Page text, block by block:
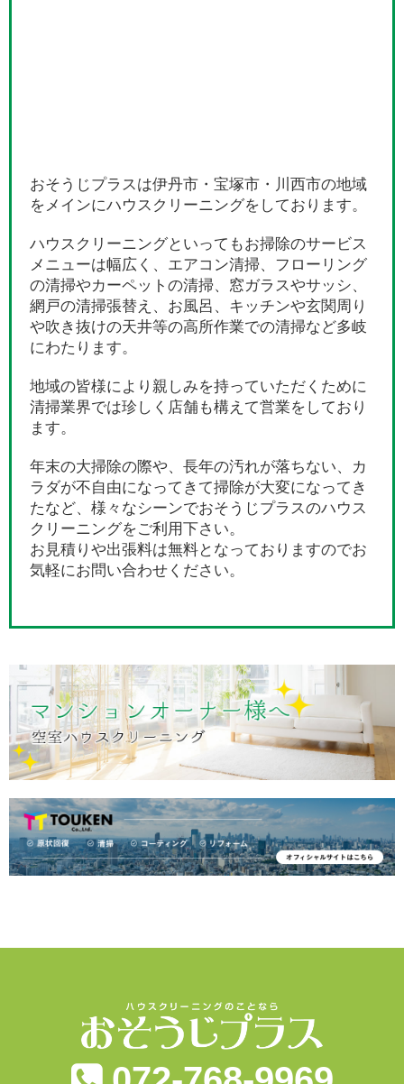
おそうじプラスは伊丹市・宝塚市・川西市の地域
をメインにハウスクリーニングをしております。
ハウスクリーニングといってもお掃除のサービス
メニューは幅広く、エアコン清掃、フローリング
の清掃やカーペットの清掃、窓ガラスやサッシ、
網戸の清掃張替え、お風呂、キッチンや玄関周り
や吹き抜けの天井等の高所作業での清掃など多岐
にわたります。
地域の皆様により親しみを持っていただくために
清掃業界では珍しく店舗も構えて営業をしており
ます。
年末の大掃除の際や、長年の汚れが落ちない、カ
ラダが不自由になってきて掃除が大変になってき
たなど、様々なシーンでおそうじプラスのハウス
クリーニングをご利用下さい。
お見積りや出張料は無料となっておりますのでお
気軽にお問い合わせください。